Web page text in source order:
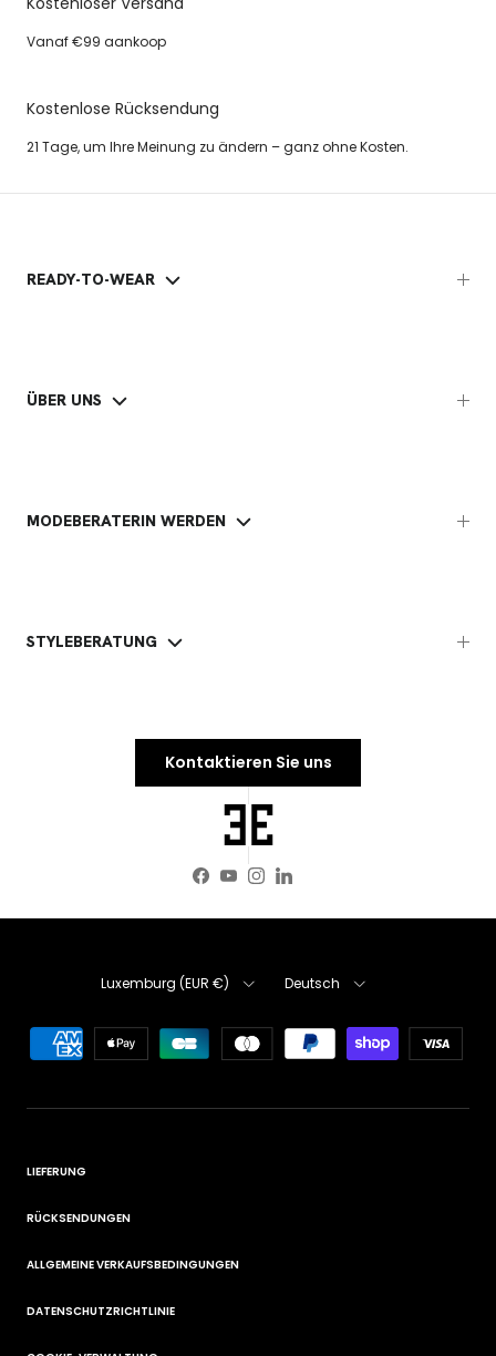
Vanaf €99 aankoop
Kostenlose Rücksendung
21 Tage, um Ihre Meinung zu ändern – ganz ohne Kosten.
READY-TO-WEAR
ÜBER UNS
MODEBERATERIN WERDEN
STYLEBERATUNG
Kontaktieren Sie uns
Facebook
YouTube
Instagram
LinkedIn
Land/Region
Luxemburg (EUR €) Deutsch
LIEFERUNG
RÜCKSENDUNGEN
ALLGEMEINE VERKAUFSBEDINGUNGEN
DATENSCHUTZRICHTLINIE